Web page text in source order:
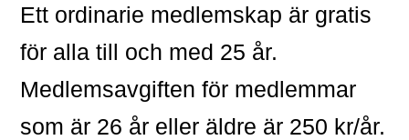
Ett ordinarie medlemskap är gratis
för alla till och med 25 år.
Medlemsavgiften för medlemmar
som är 26 år eller äldre är 250 kr/år.